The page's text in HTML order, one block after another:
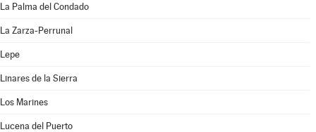
La Palma del Condado
La Zarza-Perrunal
Lepe
Linares de la Sierra
Los Marines
Lucena del Puerto